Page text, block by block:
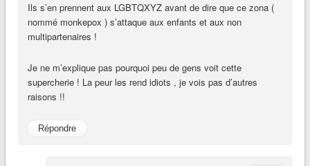
Ils s’en prennent aux LGBTQXYZ avant de dire que ce zona (
nommé monkepox ) s’attaque aux enfants et aux non
multipartenaires !
Je ne m’explique pas pourquoi peu de gens voit cette
supercherie ! La peur les rend idiots , je vois pas d’autres
raisons !!
Répondre